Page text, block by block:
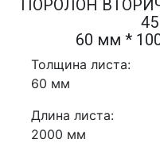
ПОРОЛОН
60 мм *
Толщина листа:
60 мм
Длина листа:
2000 мм